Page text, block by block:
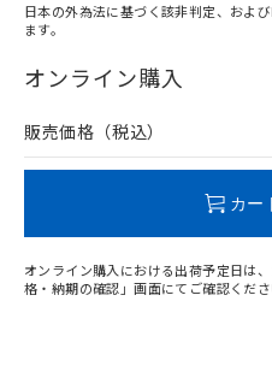
在庫等で未対応品が混在する
問い合わせください。
日本の外為法に基づく該非判定、およ
ます。
オンライン購入
販売価格（税込）
カー
オンライン購入における出荷予定日は
格・納期の確認」画面にてご確認くださ